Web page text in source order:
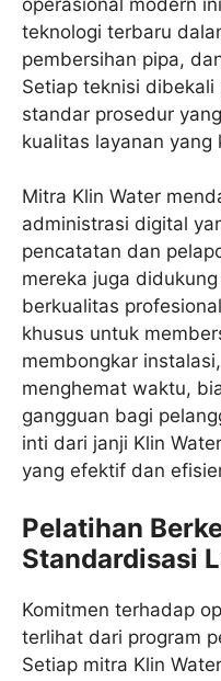
teknologi terbaru
pembersihan pipa,
Setiap teknisi
standar prosedur
kualitas layanan yang
Mitra Klin Water
administrasi digital
pencatatan dan
mereka juga
berkualitas
khusus untuk
membongkar
menghemat waktu,
gangguan bagi
inti dari janji Klin
yang efektif dan
Pelatihan
Standardisasi
Komitmen terhadap
terlihat dari program
Setiap mitra Klin